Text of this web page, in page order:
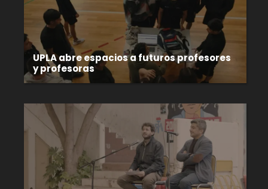
UPLA abre espacios a futuros profesores
y profesoras